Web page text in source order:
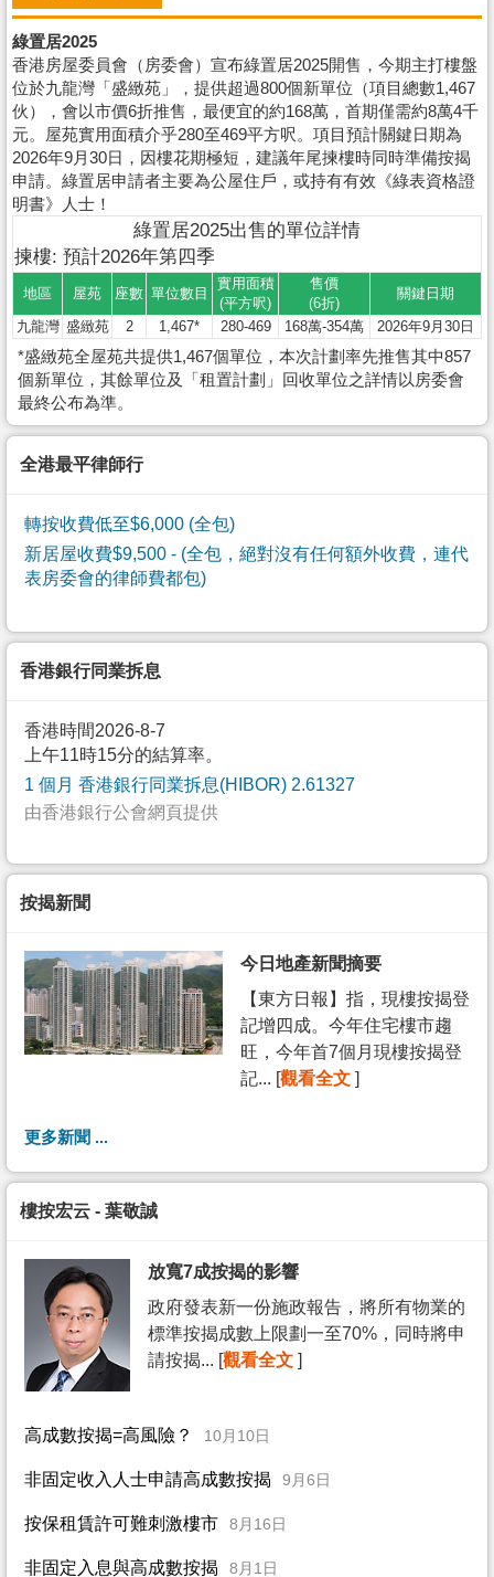
綠置居2025
香港房屋委員會（房委會）宣布綠置居2025開售，今期主打樓盤
位於九龍灣「盛緻苑」，提供超過800個新單位（項目總數1,467
伙），會以市價6折推售，最便宜的約168萬，首期僅需約8萬4千
元。屋苑實用面積介乎280至469平方呎。項目預計關鍵日期為
2026年9月30日，因樓花期極短，建議年尾揀樓時同時準備按揭
申請。綠置居申請者主要為公屋住戶，或持有有效《綠表資格證
明書》人士！
綠置居2025出售的單位詳情
揀樓: 預計2026年第四季
地區 屋苑 座數 單位數目
實用面積
(平方呎)
售價
(6折)
關鍵日期
九龍灣 盛緻苑 2 1,467* 280-469 168萬-354萬 2026年9月30日
*盛緻苑全屋苑共提供1,467個單位，本次計劃率先推售其中857
個新單位，其餘單位及「租置計劃」回收單位之詳情以房委會
最終公布為準。
全港最平律師行
轉按收費低至$6,000 (全包)
新居屋收費$9,500 - (全包，絕對沒有任何額外收費，連代
表房委會的律師費都包)
香港銀行同業拆息
香港時間2026-8-7
上午11時15分的結算率。
1 個月 香港銀行同業拆息(HIBOR) 2.61327
由香港銀行公會網頁提供
按揭新聞
今日地產新聞摘要
【東方日報】指，現樓按揭登
記增四成。今年住宅樓市趨
旺，今年首7個月現樓按揭登
記... [觀看全文 ]
更多新聞 ...
樓按宏云 - 葉敬誠
放寬7成按揭的影響
政府發表新一份施政報告，將所有物業的
標準按揭成數上限劃一至70%，同時將申
請按揭... [觀看全文 ]
高成數按揭=高風險？ 10月10日
非固定收入人士申請高成數按揭 9月6日
按保租賃許可難刺激樓市 8月16日
非固定入息與高成數按揭 8月1日